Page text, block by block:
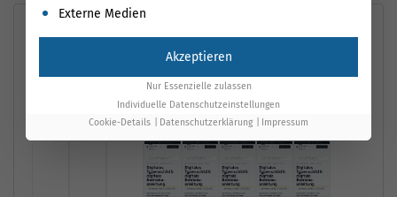
Leistungsmessung i
4,8 s
Largest Contentful
Paint
Externe Medien
Akzeptieren
Nur Essenzielle zulassen
Individuelle Datenschutzeinstellungen
Cookie-Details
Datenschutzerklärung Impressum